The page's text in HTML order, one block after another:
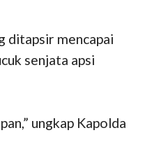
ditapsir mencapai
senjata apsi
ungkap Kapolda